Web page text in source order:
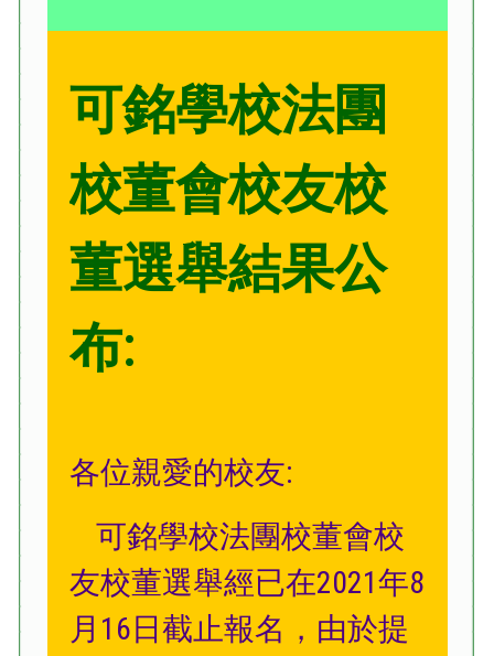
可銘學校法團
校董會校友校
董選舉結果公
布:
各位親愛的校友:
可銘學校法團校董會校
友校董選舉經已在2021年8
月16日截止報名，由於提